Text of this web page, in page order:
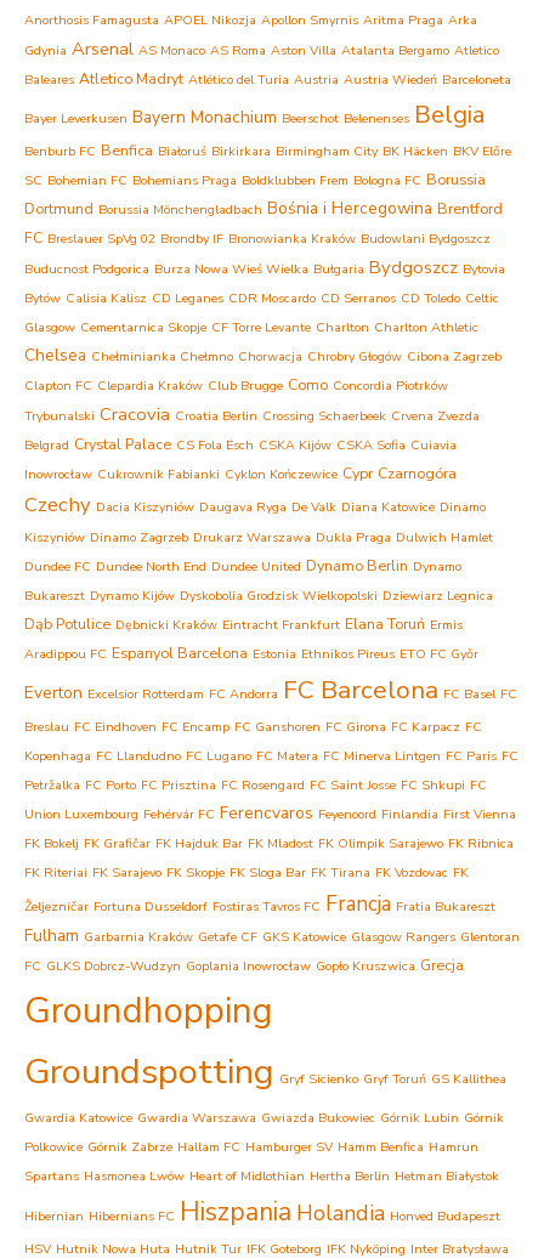
Anorthosis Famagusta APOEL Nikozja Apollon Smyrnis Aritma Praga Arka
Gdynia Arsenal AS Monaco AS Roma Aston Villa Atalanta Bergamo Atletico
Baleares Atletico Madryt Atlético del Turia Austria Austria Wiedeń Barceloneta
Bayer Leverkusen Bayern Monachium Beerschot Belenenses Belgia
Benburb FC Benfica Białoruś Birkirkara Birmingham City BK Häcken BKV Előre
SC Bohemian FC Bohemians Praga Boldklubben Frem Bologna FC Borussia
Dortmund Borussia Mönchengladbach Bośnia i Hercegowina Brentford
FC Breslauer SpVg 02 Brondby IF Bronowianka Kraków Budowlani Bydgoszcz
Buducnost Podgorica Burza Nowa Wieś Wielka Bułgaria Bydgoszcz Bytovia
Bytów Calisia Kalisz CD Leganes CDR Moscardo CD Serranos CD Toledo Celtic
Glasgow Cementarnica Skopje CF Torre Levante Charlton Charlton Athletic
Chelsea Chełminianka Chełmno Chorwacja Chrobry Głogów Cibona Zagrzeb
Clapton FC Clepardia Kraków Club Brugge Como Concordia Piotrków
Trybunalski Cracovia Croatia Berlin Crossing Schaerbeek Crvena Zvezda
Belgrad Crystal Palace CS Fola Esch CSKA Kijów CSKA Sofia Cuiavia
Inowrocław Cukrownik Fabianki Cyklon Kończewice Cypr Czarnogóra
Czechy Dacia Kiszyniów Daugava Ryga De Valk Diana Katowice Dinamo
Kiszyniów Dinamo Zagrzeb Drukarz Warszawa Dukla Praga Dulwich Hamlet
Dundee FC Dundee North End Dundee United Dynamo Berlin Dynamo
Bukareszt Dynamo Kijów Dyskobolia Grodzisk Wielkopolski Dziewiarz Legnica
Dąb Potulice Dębnicki Kraków Eintracht Frankfurt Elana Toruń Ermis
Aradippou FC Espanyol Barcelona Estonia Ethnikos Pireus ETO FC Győr
Everton Excelsior Rotterdam FC Andorra FC Barcelona FC Basel FC
Breslau FC Eindhoven FC Encamp FC Ganshoren FC Girona FC Karpacz FC
Kopenhaga FC Llandudno FC Lugano FC Matera FC Minerva Lintgen FC Paris FC
Petržalka FC Porto FC Prisztina FC Rosengard FC Saint Josse FC Shkupi FC
Union Luxembourg Fehérvár FC Ferencvaros Feyenoord Finlandia First Vienna
FK Bokelj FK Grafičar FK Hajduk Bar FK Mladost FK Olimpik Sarajewo FK Ribnica
FK Riteriai FK Sarajevo FK Skopje FK Sloga Bar FK Tirana FK Vozdovac FK
Željezničar Fortuna Dusseldorf Fostiras Tavros FC Francja Fratia Bukareszt
Fulham Garbarnia Kraków Getafe CF GKS Katowice Glasgow Rangers Glentoran
FC GLKS Dobrcz-Wudzyn Goplania Inowrocław Gopło Kruszwica Grecja
Groundhopping
Groundspotting Gryf Sicienko Gryf Toruń GS Kallithea
Gwardia Katowice Gwardia Warszawa Gwiazda Bukowiec Górnik Lubin Górnik
Polkowice Górnik Zabrze Hallam FC Hamburger SV Hamm Benfica Hamrun
Spartans Hasmonea Lwów Heart of Midlothian Hertha Berlin Hetman Białystok
Hibernian Hibernians FC Hiszpania Holandia Honved Budapeszt
HSV Hutnik Nowa Huta Hutnik Tur IFK Goteborg IFK Nyköping Inter Bratysława